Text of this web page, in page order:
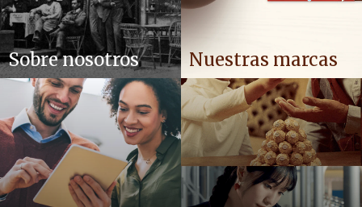
Sobre nosotros Nuestras marcas